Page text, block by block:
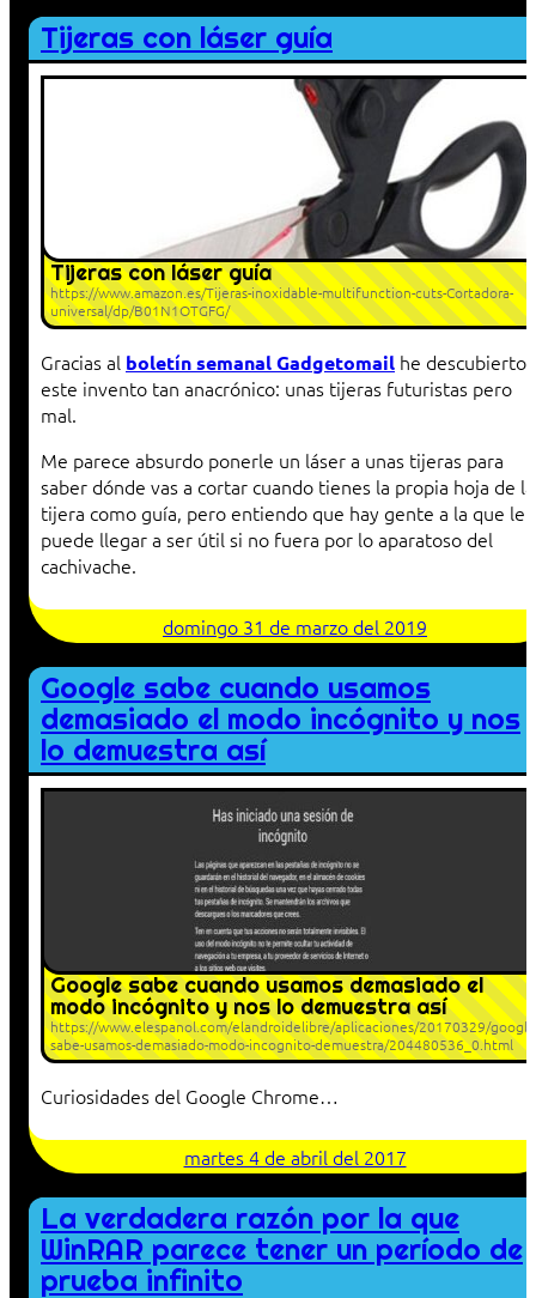
Tijeras con láser guía
Tijeras con láser guía
https://www.amazon.es/Tijeras-inoxidable-multifunction-cuts-Cortadora-
universal/dp/B01N1OTGFG/
Gracias al boletín semanal Gadgetomail he descubierto
este invento tan anacrónico: unas tijeras futuristas pero
mal.
Me parece absurdo ponerle un láser a unas tijeras para
saber dónde vas a cortar cuando tienes la propia hoja de la
tijera como guía, pero entiendo que hay gente a la que le
puede llegar a ser útil si no fuera por lo aparatoso del
cachivache.
domingo 31 de marzo del 2019
Google sabe cuando usamos
demasiado el modo incógnito y nos
lo demuestra así
Google sabe cuando usamos demasiado el
modo incógnito y nos lo demuestra así
https://www.elespanol.com/elandroidelibre/aplicaciones/20170329/
sabe-usamos-demasiado-modo-incognito-demuestra/204480536_0.html
Curiosidades del Google Chrome…
martes 4 de abril del 2017
La verdadera razón por la que
WinRAR parece tener un período de
prueba infinito